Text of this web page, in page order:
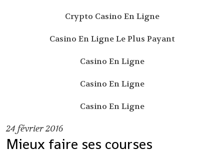
Crypto Casino En Ligne
Casino En Ligne Le Plus Payant
Casino En Ligne
Casino En Ligne
Casino En Ligne
24 février 2016
Mieux faire ses courses